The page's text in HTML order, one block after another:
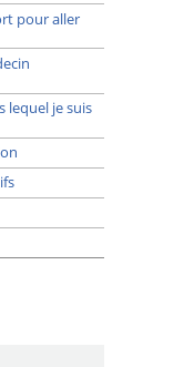
pour aller
lequel je suis